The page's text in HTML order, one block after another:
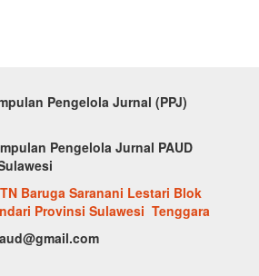
Pengelola Jurnal (PPJ)
Pengelola Jurnal PAUD
Baruga Saranani Lestari Blok
Provinsi Sulawesi Tenggara